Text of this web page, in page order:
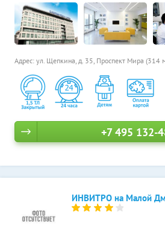
Адрес: ул. Щепкина, д. 35, Проспект Мира (314
+7 495 132-
ИНВИТРО на Малой